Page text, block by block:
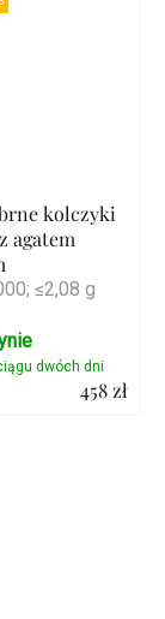
kolczyki
agatem
≤2,08 g
458 zł